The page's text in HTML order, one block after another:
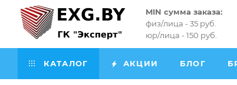
MIN сумма заказа:
физ/лица - 35 руб.
юр/лица - 150 руб.
КАТАЛОГ АКЦИИ БЛОГ